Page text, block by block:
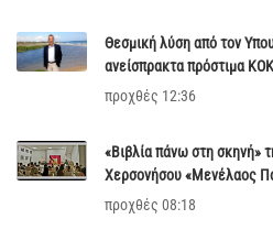
Θεσμική λύση από τον
ανείσπρακτα πρόστιμα
προχθές 12:36
«Βιβλία πάνω στη σκηνή»
Χερσονήσου «Μενέλαος
προχθές 08:18